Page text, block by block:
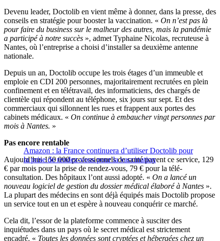
Devenu leader, Doctolib en vient même à donner, dans la presse, des
conseils en stratégie pour booster la vaccination. « On n’est pas là
pour faire du business sur le malheur des autres, mais la pandémie
a participé à notre succès », admet Typhaine Nicolas, recruteuse à
Nantes, où l’entreprise a choisi d’installer sa deuxième antenne
nationale.
Depuis un an, Doctolib occupe les trois étages d’un immeuble et
emploie en CDI 200 personnes, majoritairement recrutées en plein
confinement et en télétravail, des informaticiens, des chargés de
clientèle qui répondent au téléphone, six jours sur sept. Et des
commerciaux qui sillonnent les rues et frappent aux portes des
cabinets médicaux. « On continue à embaucher vingt personnes par
mois à Nantes. »
Amazon : la France continuera d’utiliser Doctolib pour
la prise de rendez-vous pour la vaccination
Pas encore rentable
Aujourd’hui 150 000 professionnels de santé payent ce service, 129
€ par mois pour la prise de rendez-vous, 79 € pour la télé-
consultation. Des hôpitaux l’ont aussi adopté. « On a lancé un
nouveau logiciel de gestion du dossier médical élaboré à Nantes ».
La plupart des médecins en sont déjà équipés mais Doctolib propose
un service tout en un et espère à nouveau conquérir ce marché.
Cela dit, l’essor de la plateforme commence à susciter des
inquiétudes dans un pays où le secret médical est strictement
encadré. « Toutes les données sont cryptées et hébergées chez un